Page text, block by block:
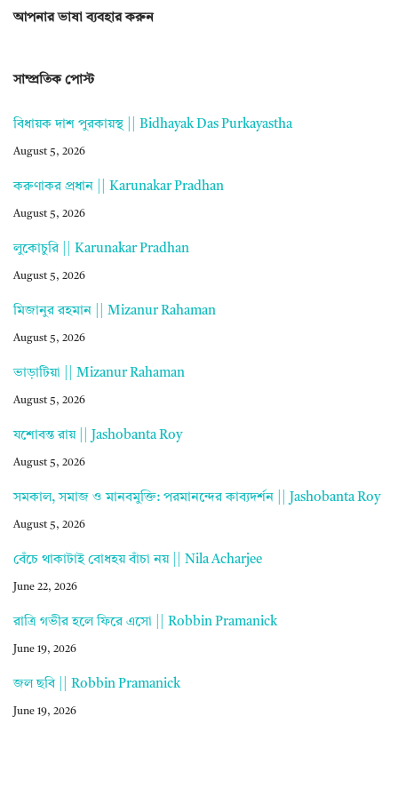
আপনার ভাষা ব্যবহার করুন
সাম্প্রতিক পোস্ট
বিধায়ক দাশ পুরকায়স্থ || Bidhayak Das Purkayastha
August 5, 2026
করুণাকর প্রধান || Karunakar Pradhan
August 5, 2026
লুকোচুরি || Karunakar Pradhan
August 5, 2026
মিজানুর রহমান || Mizanur Rahaman
August 5, 2026
ভাড়াটিয়া || Mizanur Rahaman
August 5, 2026
যশোবন্ত রায় || Jashobanta Roy
August 5, 2026
সমকাল, সমাজ ও মানবমুক্তি: পরমানন্দের কাব্যদর্শন || Jashobanta Roy
August 5, 2026
বেঁচে থাকাটাই বোধহয় বাঁচা নয় || Nila Acharjee
June 22, 2026
রাত্রি গভীর হলে ফিরে এসো || Robbin Pramanick
June 19, 2026
জল ছবি || Robbin Pramanick
June 19, 2026